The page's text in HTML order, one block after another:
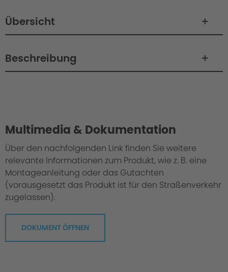
Übersicht
Beschreibung
Multimedia & Dokumentation
Über den nachfolgenden Link finden Sie weitere
relevante Informationen zum Produkt, wie z. B. eine
Montageanleitung oder das Gutachten
(vorausgesetzt das Produkt ist für den Straßenverkehr
zugelassen).
DOKUMENT ÖFFNEN